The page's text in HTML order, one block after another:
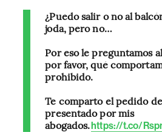
¿Puedo salir o no al
joda, pero no…
Por eso le preguntamos
por favor, qué
prohibido.
Te comparto el pedido
presentado por mis
abogados.https://t.co/